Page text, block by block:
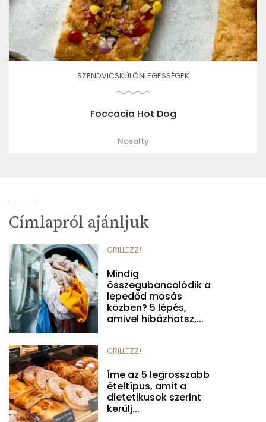
SZENDVICSKÜLÖNLEGESSÉGEK
Foccacia Hot Dog
Nosalty
Címlapról ajánljuk
GRILLEZZ!
Mindig
összegubancolódik a
lepedőd mosás
közben? 5 lépés,
amivel hibázhatsz,...
GRILLEZZ!
Íme az 5 legrosszabb
ételtípus, amit a
dietetikusok szerint
kerülj...